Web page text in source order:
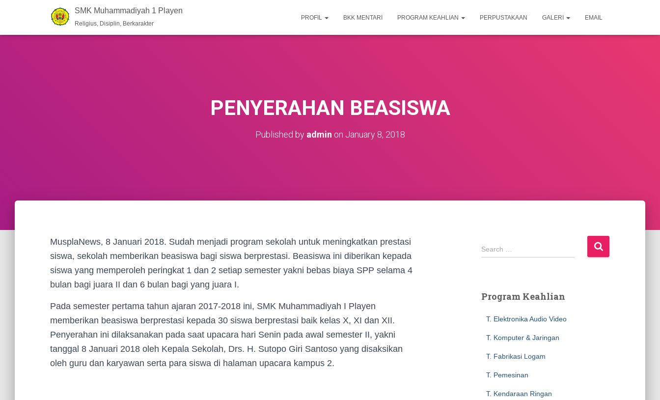
SMK Muhammadiyah 1 Playen
Religius, Disiplin, Berkarakter
PROFIL BKK MENTARI PROGRAM KEAHLIAN PERPUSTAKAAN GALERI EMAIL
PENYERAHAN BEASISWA
Published by admin on January 8, 2018
MusplaNews, 8 Januari 2018. Sudah menjadi program sekolah untuk meningkatkan prestasi
siswa, sekolah memberikan beasiswa bagi siswa berprestasi. Beasiswa ini diberikan kepada
siswa yang memperoleh peringkat 1 dan 2 setiap semester yakni bebas biaya SPP selama 4
bulan bagi juara II dan 6 bulan bagi yang juara I.
Pada semester pertama tahun ajaran 2017-2018 ini, SMK Muhammadiyah I Playen
memberikan beasiswa berprestasi kepada 30 siswa berprestasi baik kelas X, XI dan XII.
Penyerahan ini dilaksanakan pada saat upacara hari Senin pada awal semester II, yakni
tanggal 8 Januari 2018 oleh Kepala Sekolah, Drs. H. Sutopo Giri Santoso yang disaksikan
oleh guru dan karyawan serta para siswa di halaman upacara kampus 2.
S
e
h
Search …
Program Keahlian
T. Elektronika Audio Video
T. Komputer & Jaringan
T. Fabrikasi Logam
T. Pemesinan
T. Kendaraan Ringan